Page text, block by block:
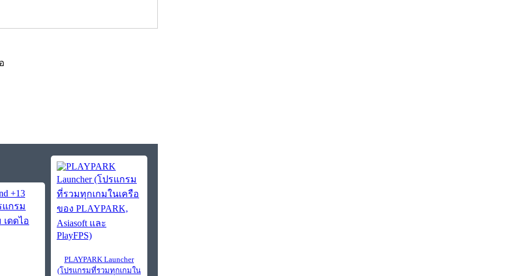
PLAYPARK Launcher
(โปรแกรมที่รวมทุกเกมใน